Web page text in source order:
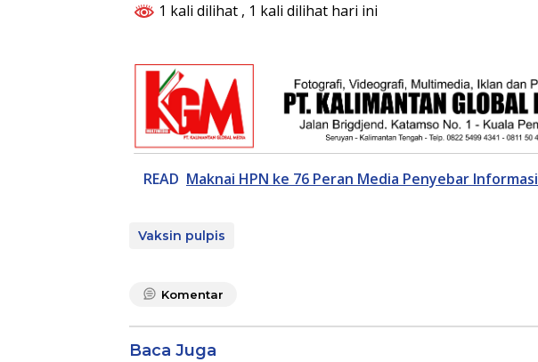
1 kali dilihat , 1 kali dilihat hari ini
READ Maknai HPN ke 76 Peran Media Penyebar Informasi
Vaksin pulpis
Komentar
Baca Juga